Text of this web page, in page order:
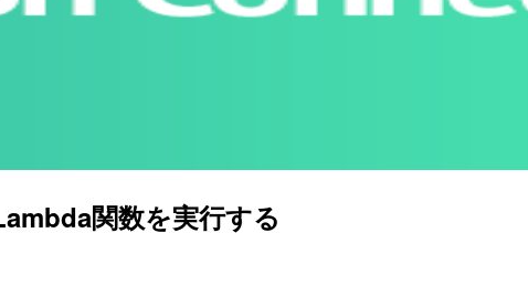
関数を実行する